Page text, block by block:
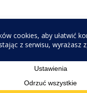
© 2026. Wszelkie